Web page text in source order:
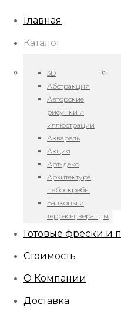
Главная
Каталог
3D
Абстракция
Авторские
рисунки и
иллюстрации
Акварель
Акция
Арт-деко
Архитектура,
небоскребы
Балконы и
террасы, веранды
Готовые фрески и
Стоимость
О Компании
Доставка